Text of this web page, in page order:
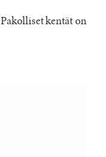
Pakolliset kentät on